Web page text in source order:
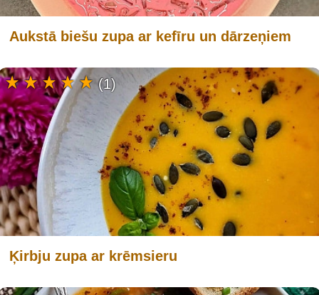
Aukstā biešu zupa ar kefīru un dārzeņiem
Ķirbju zupa ar krēmsieru
(1)